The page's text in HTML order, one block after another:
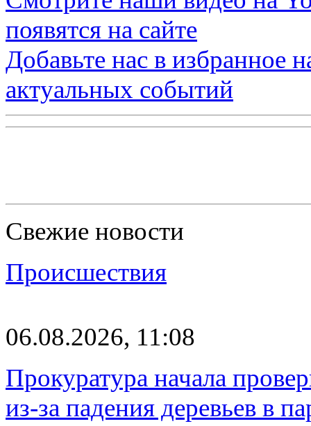
появятся на сайте
Добавьте нас в избранное
актуальных событий
Свежие новости
Происшествия
06.08.2026, 11:08
Прокуратура начала
из-за падения деревьев в